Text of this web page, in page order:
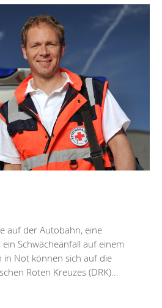
auf der Autobahn, eine
Schwächeanfall auf einem
in Not können sich auf die
Roten Kreuzes (DRK)...